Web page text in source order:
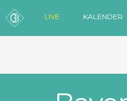
LIVE KALENDER